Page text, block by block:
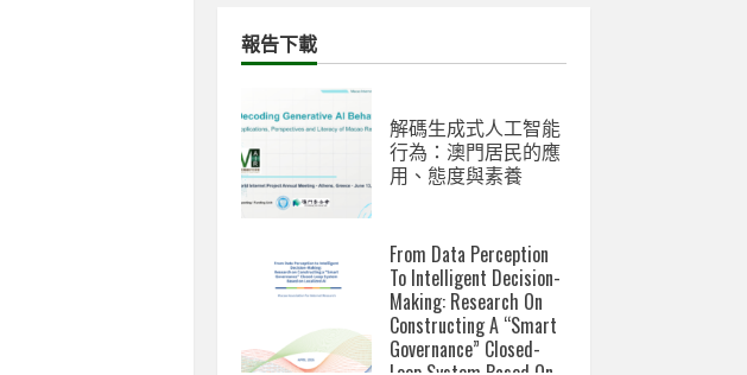
報告下載
解碼生成式人工智能
行為：澳門居民的應
用、態度與素養
From Data Perception
To Intelligent Decision-
Making: Research On
Constructing A “Smart
Governance” Closed-